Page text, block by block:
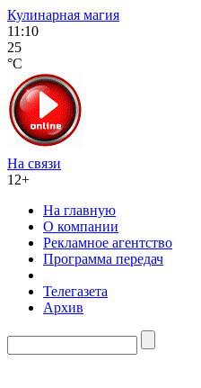
Кулинарная магия
11:10
25
°C
На связи
12+
На главную
О компании
Рекламное агентство
Программа передач
Телегазета
Архив